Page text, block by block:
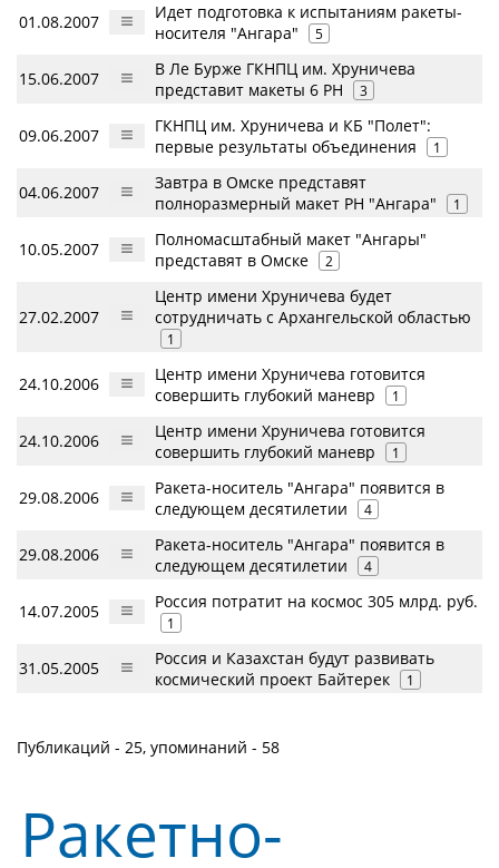
01.08.2007
Идет подготовка к испытаниям ракеты-
носителя "Ангара"
5
15.06.2007
В Ле Бурже ГКНПЦ им. Хруничева
представит макеты 6 РН
3
09.06.2007
ГКНПЦ им. Хруничева и КБ "Полет":
первые результаты объединения
1
04.06.2007
Завтра в Омске представят
полноразмерный макет РН "Ангара"
1
10.05.2007
Полномасштабный макет "Ангары"
представят в Омске
2
27.02.2007
Центр имени Хруничева будет
сотрудничать с Архангельской областью
1
24.10.2006
Центр имени Хруничева готовится
совершить глубокий маневр
1
24.10.2006
Центр имени Хруничева готовится
совершить глубокий маневр
1
29.08.2006
Ракета-носитель "Ангара" появится в
следующем десятилетии
4
29.08.2006
Ракета-носитель "Ангара" появится в
следующем десятилетии
4
14.07.2005 Россия потратит на космос 305 млрд. руб.
1
31.05.2005
Россия и Казахстан будут развивать
космический проект Байтерек
1
Публикаций - 25, упоминаний - 58
Ракетно-